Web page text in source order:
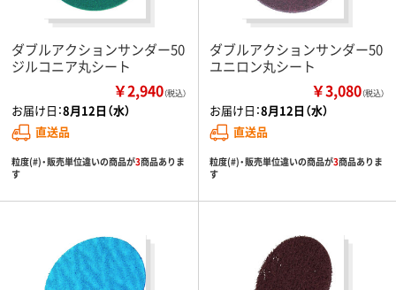
ダブルアクションサンダー50
ジルコニア丸シート
￥2,940（税込）
お届け日：8月12日（水）
直送品
粒度(#)・販売単位違いの商品が3商品ありま
す
ダブルアクションサンダー50
ユニロン丸シート
￥3,080（税込）
お届け日：8月12日（水）
直送品
粒度(#)・販売単位違いの商品が3商品ありま
す